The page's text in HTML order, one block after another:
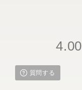
4.00
質問する